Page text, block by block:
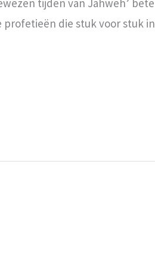
profetieën die stuk voor stuk